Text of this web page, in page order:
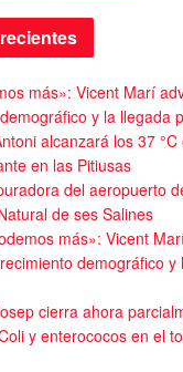
más»: Vicent Marí
y la llegada
alcanzará los 37
en las Pitiusas
del aeropuerto
de ses Salines
más»: Vicent
demográfico y
cierra ahora
y enterococos en el